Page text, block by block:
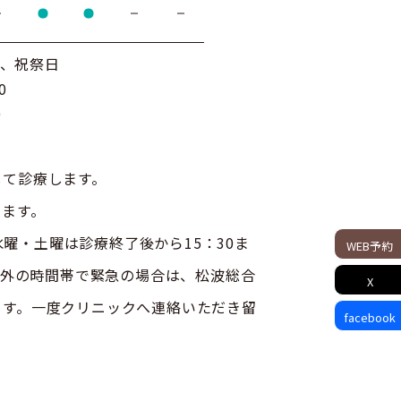
WEB予約
X
facebook
祝祭日
診療します。
す。
土曜は診療終了後から15：30ま
の時間帯で緊急の場合は、松波総合
。一度クリニックへ連絡いただき留